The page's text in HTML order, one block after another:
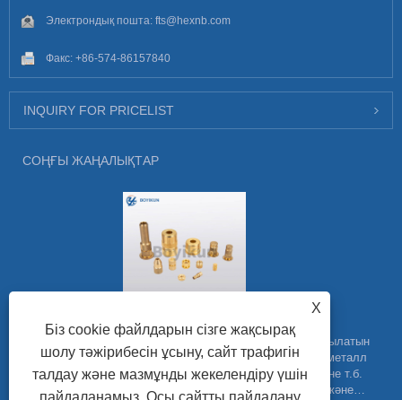
Электрондық пошта: fts@hexnb.com
Факс: +86-574-86157840
INQUIRY FOR PRICELIST
СОҢҒЫ ЖАҢАЛЫҚТАР
Құдіретті тырнақшаның құпияларын ашу
Тырнақты кірістірулер әртүрлі салаларда кеңінен қолданылатын
бекіту шешімі болып табылады. Бұл шағын, бұрандалы металл
компоненттері автомобиль, аэроғарыш, электроника және т.б.
қоса алғанда, бірқатар қолданбалар үшін берік, берік және
X
Біз cookie файлдарын сізге жақсырақ
шолу тәжірибесін ұсыну, сайт трафигін
талдау және мазмұнды жекелендіру үшін
пайдаланамыз. Осы сайтты пайдалану